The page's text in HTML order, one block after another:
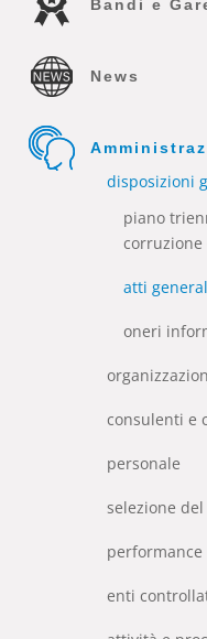
Bandi e
News
disposizioni
piano
corruzione
atti
oneri
consulenti e
personale
selezione
performance
enti